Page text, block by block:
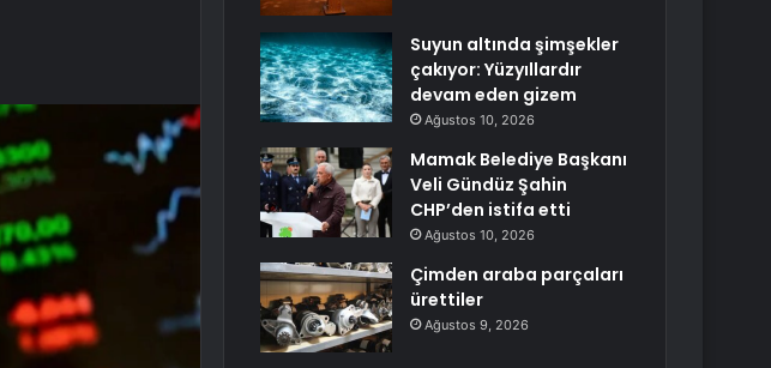
Suyun altında şimşekler
çakıyor: Yüzyıllardır
devam eden gizem
Ağustos 10, 2026
Mamak Belediye Başkanı
Veli Gündüz Şahin
CHP’den istifa etti
Ağustos 10, 2026
Çimden araba parçaları
ürettiler
Ağustos 9, 2026